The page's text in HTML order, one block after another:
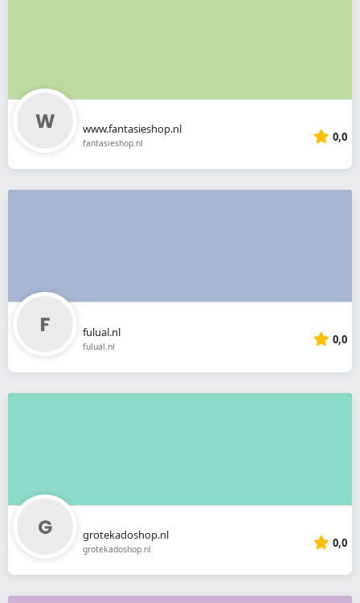
www.fantasieshop.nl
fantasieshop.nl 0,0
fulual.nl
fulual.nl 0,0
grotekadoshop.nl
grotekadoshop.nl 0,0